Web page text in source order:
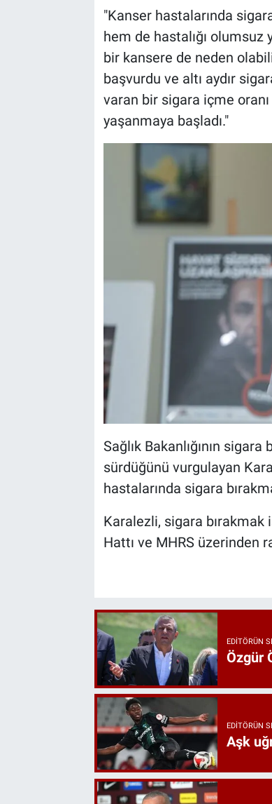
"Kanser hastalarında
hem de hastalığı
bir kansere de neden
başvurdu ve altı aydır
varan bir sigara içme
yaşanmaya başladı."
Sağlık Bakanlığının
sürdüğünü vurgulayan
hastalarında sigara
Karalezli, sigara bırakmak
Hattı ve MHRS üzerinden
EDITÖRÜN
Özgür
EDITÖRÜN
Aşk